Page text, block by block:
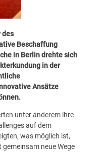
des
Beschaffung
in Berlin drehte sich
in der
Ansätze
unter anderem ihre
auf dem
was möglich ist,
neue Wege